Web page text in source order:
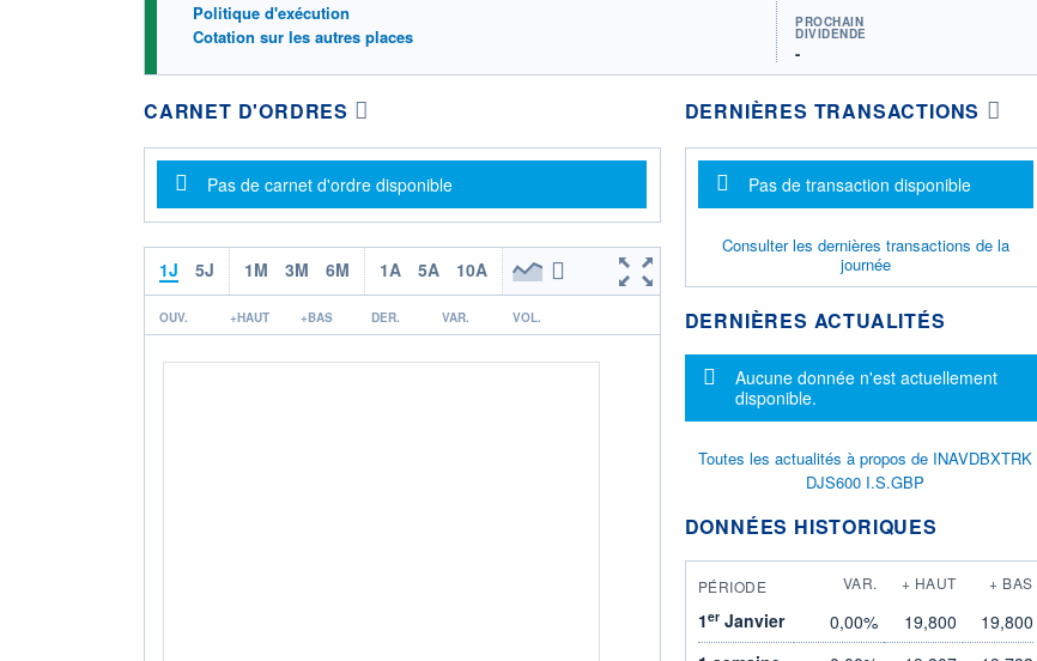
Politique d'exécution
Cotation sur les autres places
PROCHAIN
DIVIDENDE
-
CARNET D'ORDRES
Message d'information
Pas de carnet d'ordre disponible
1J 5J 1M 3M 6M 1A 5A 10A
OUV. +HAUT +BAS DER. VAR. VOL.
DERNIÈRES TRANSACTIONS
Message d'information
Pas de transaction disponible
Consulter les dernières transactions de la
journée
DERNIÈRES ACTUALITÉS
Message d'information
Aucune donnée n'est actuellement
disponible.
Toutes les actualités à propos de INAVDBXTRK
DJS600 I.S.GBP
DONNÉES HISTORIQUES
PÉRIODE VAR. + HAUT + BAS
1erJanvier 0,00% 19,800
19,800